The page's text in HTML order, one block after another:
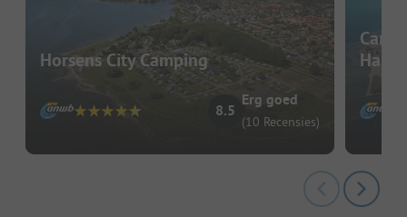
Horsens City Camping
8.5
Erg goed
(10 Recensies)
Hals